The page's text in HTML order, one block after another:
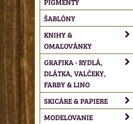
ŠABLÓNY
KNIHY &
OMAĽOVÁNKY
GRAFIKA - RYDLÁ,
DLÁTKA, VALČEKY,
FARBY & LINO
SKICÁRE & PAPIERE
MODELOVANIE